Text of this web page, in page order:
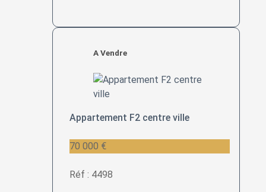
A Vendre
Appartement F2 centre ville
70 000 €
Réf : 4498